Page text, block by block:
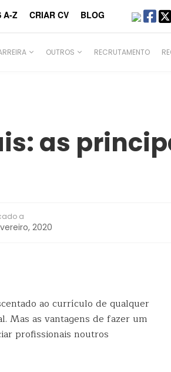
A-Z CRIAR CV BLOG
OUTROS RECRUTAMENTO
as
a
2020
ao currículo de qualquer
Mas as vantagens de fazer um
profissionais noutros